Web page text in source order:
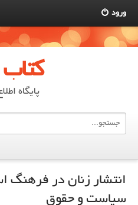
ورود
پایگاه
انتشار زنان در فرهنگ
سیاست و حقوق